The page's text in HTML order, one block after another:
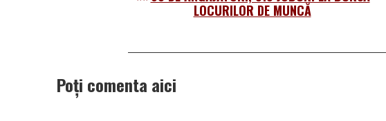
LOCURILOR DE MUNCĂ
Poți comenta aici